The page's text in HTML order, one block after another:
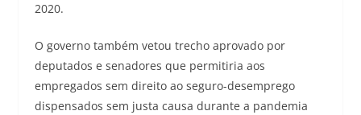
2020.
O governo também vetou trecho aprovado por
deputados e senadores que permitiria aos
empregados sem direito ao seguro-desemprego
dispensados sem justa causa durante a pandemia